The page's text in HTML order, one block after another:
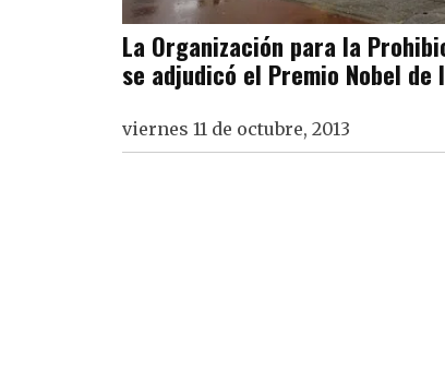
La Organización para la
se adjudicó el Premio Nobel de
viernes 11 de octubre, 2013